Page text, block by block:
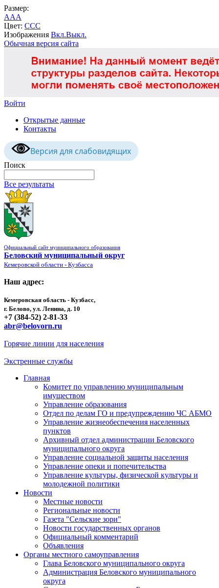
Размер:
AAA
Цвет: CCC
Изображения Вкл.Выкл.
Обычная версия сайта
Войти
Открытые данные
Контакты
Версия для слабовидящих
Поиск
Все результаты
Официальный сайт муниципального образования
Беловский муниципальный округ
Кемеровской области - Кузбасса
Наш адрес:
Кемеровская область - Кузбасс,
г. Белово, ул. Ленина, д. 10
+7 (384-52) 2-81-33
abr@belovorn.ru
Горячие линии для населения
Экстренные службы
Главная
Комитет по управлению муниципальным
имуществом
Управление образования
Отдел по делам ГО и предупреждению ЧС АБМО
Управление жизнеобеспечения населенных
пунктов
Архивный отдел администрации Беловского
муниципального округа
Управление социальной защиты населения
Управление опеки и попечительства
Управление культуры, физической культуры и
молодежной политики
Новости
Местные новости
Региональные новости
Газета "Сельские зори"
Новости государственных органов
Официальный комментарий
Объявления
Органы местного самоуправления
Глава Беловского муниципального округа
Администрация Беловского муниципального
округа